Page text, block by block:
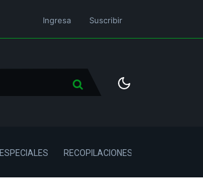
Ingresa Suscribir
ESPECIALES RECOPILACIONES